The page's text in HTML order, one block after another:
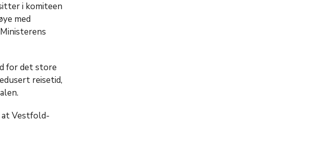
i komiteen
med
for det store
reisetid,
at Vestfold-